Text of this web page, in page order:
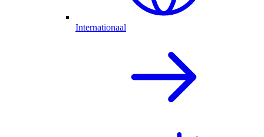
Internationaal